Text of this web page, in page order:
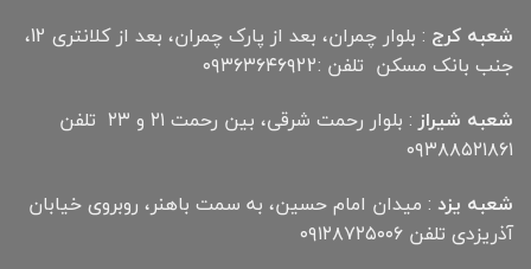
شعبه کرج
: بلوار چمران، بعد از پارک چمران، بعد از کلانتری 12،
جنب بانک مسکن تلفن :۰۹۳۶۳۶۴۶۹22
شعبه شیراز
: بلوار رحمت شرقی، بین رحمت ۲۱ و ۲۳ تلفن
۰۹۳۸۸۵۲۱۸۶۱
شعبه یزد : میدان امام حسین، به سمت باهنر، روبروی خیابان
آذریزدی تلفن ۰۹۱۲۸۷۲۵۰۰۶